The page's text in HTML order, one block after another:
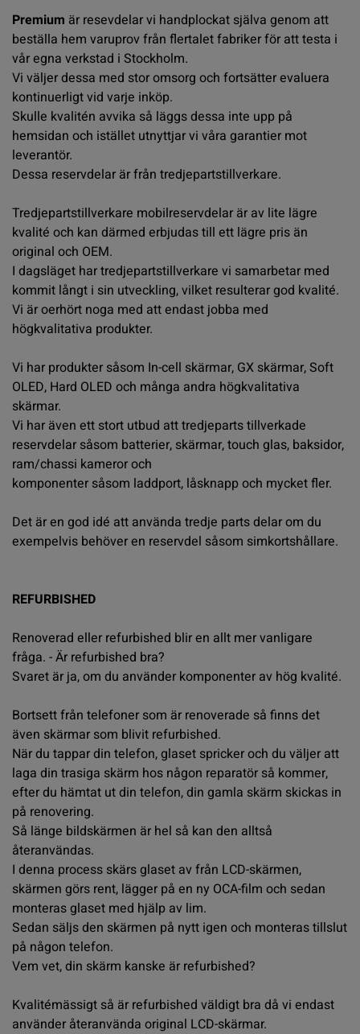
Premium är resevdelar vi handplockat själva genom att
beställa hem varuprov från flertalet fabriker för att testa i
vår egna verkstad i Stockholm.
Vi väljer dessa med stor omsorg och fortsätter evaluera
kontinuerligt vid varje inköp.
Skulle kvalitén avvika så läggs dessa inte upp på
hemsidan och istället utnyttjar vi våra garantier mot
leverantör.
Dessa reservdelar är från tredjepartstillverkare.
Tredjepartstillverkare mobilreservdelar är av lite lägre
kvalité och kan därmed erbjudas till ett lägre pris än
original och OEM.
I dagsläget har tredjepartstillverkare vi samarbetar med
kommit långt i sin utveckling, vilket resulterar god kvalité.
Vi är oerhört noga med att endast jobba med
högkvalitativa produkter.
Vi har produkter såsom In-cell skärmar, GX skärmar, Soft
OLED, Hard OLED och många andra högkvalitativa
skärmar.
Vi har även ett stort utbud att tredjeparts tillverkade
reservdelar såsom batterier, skärmar, touch glas, baksidor,
ram/chassi kameror och
komponenter såsom laddport, låsknapp och mycket fler.
Det är en god idé att använda tredje parts delar om du
exempelvis behöver en reservdel såsom simkortshållare.
REFURBISHED
Renoverad eller refurbished blir en allt mer vanligare
fråga. - Är refurbished bra?
Svaret är ja, om du använder komponenter av hög kvalité.
Bortsett från telefoner som är renoverade så finns det
även skärmar som blivit refurbished.
När du tappar din telefon, glaset spricker och du väljer att
laga din trasiga skärm hos någon reparatör så kommer,
efter du hämtat ut din telefon, din gamla skärm skickas in
på renovering.
Så länge bildskärmen är hel så kan den alltså
återanvändas.
I denna process skärs glaset av från LCD-skärmen,
skärmen görs rent, lägger på en ny OCA-film och sedan
monteras glaset med hjälp av lim.
Sedan säljs den skärmen på nytt igen och monteras tillslut
på någon telefon.
Vem vet, din skärm kanske är refurbished?
Kvalitémässigt så är refurbished väldigt bra då vi endast
använder återanvända original LCD-skärmar.